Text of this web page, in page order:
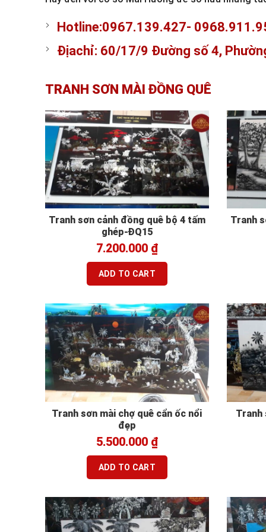
Hotline:0967.139.427-
Địachỉ: 60/17/9 Đường số 4, Phườ
TRANH SƠN MÀI ĐỒNG QUÊ
Tranh sơn cảnh đồng quê bộ 4 tấm
ghép-ĐQ15
7.200.000 ₫
ADD TO CART
Tranh
Tranh sơn mài chợ quê cẩn ốc nổi
đẹp
5.500.000 ₫
ADD TO CART
Tranh